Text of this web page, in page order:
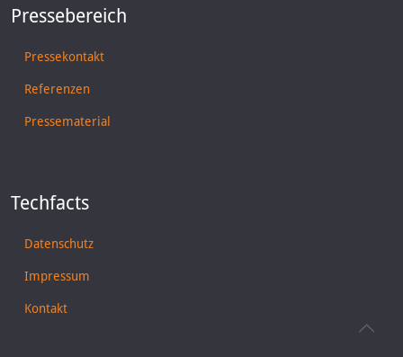
Pressebereich
Pressekontakt
Referenzen
Pressematerial
Techfacts
Datenschutz
Impressum
Kontakt